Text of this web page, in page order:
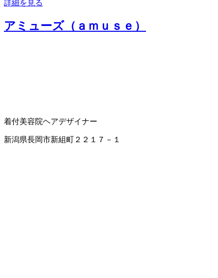
詳細を見る
アミューズ（ａｍｕｓｅ）
着付美容院ヘアデザイナー
新潟県長岡市新組町２２１７－１